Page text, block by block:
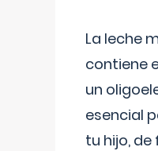
La leche
contiene
un
esencial
tu hijo,